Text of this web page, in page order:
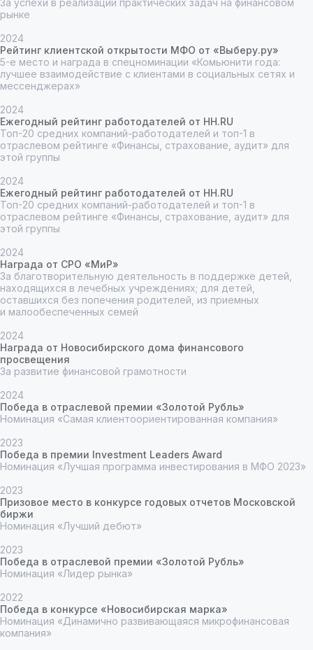
За успехи в реализации практических задач на финансовом
рынке
2024
Рейтинг клиентской открытости МФО от «Выберу.ру»
5-е место и награда в спецноминации «Комьюнити года:
лучшее взаимодействие с клиентами в социальных сетях и
мессенджерах»
2024
Ежегодный рейтинг работодателей от HH.RU
Топ-20 средних компаний-работодателей и топ-1 в
отраслевом рейтинге «Финансы, страхование, аудит» для
этой группы
2024
Ежегодный рейтинг работодателей от HH.RU
Топ-20 средних компаний-работодателей и топ-1 в
отраслевом рейтинге «Финансы, страхование, аудит» для
этой группы
2024
Награда от СРО «МиР»
За благотворительную деятельность в поддержке детей,
находящихся в лечебных учреждениях; для детей,
оставшихся без попечения родителей, из приемных
и малообеспеченных семей
2024
Награда от Новосибирского дома финансового
просвещения
За развитие финансовой грамотности
2024
Победа в отраслевой премии «Золотой Рубль»
Номинация «Самая клиентоориентированная компания»
2023
Победа в премии Investment Leaders Award
Номинация «Лучшая программа инвестирования в МФО 2023»
2023
Призовое место в конкурсе годовых отчетов Московской
биржи
Номинация «Лучший дебют»
2023
Победа в отраслевой премии «Золотой Рубль»
Номинация «Лидер рынка»
2022
Победа в конкурсе «Новосибирская марка»
Номинация «Динамично развивающаяся микрофинансовая
компания»
Контакты
Чтобы получить комментарии, аналитику,
организовать интервью с экспертами Lime
Credit Group или обсудить совместный
проект — свяжитесь с нами любым
удобным для вас способом.